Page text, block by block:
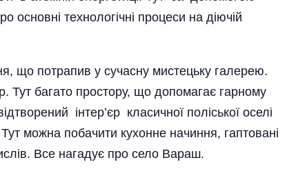
технологічні процеси на діючій
що потрапив у сучасну мистецьку галерею.
Тут багато простору, що допомагає гарному
інтер’єр класичної поліської оселі
можна побачити кухонне начиння, гаптовані
Все нагадує про село Вараш.